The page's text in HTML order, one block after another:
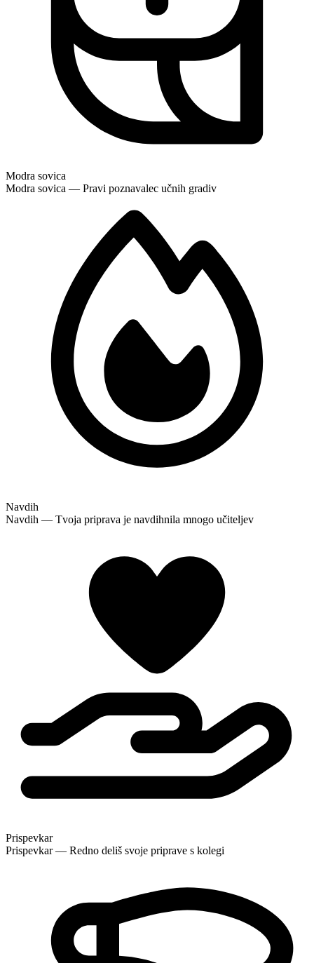
Modra sovica
Modra sovica — Pravi poznavalec učnih gradiv
Navdih
Navdih — Tvoja priprava je navdihnila mnogo učiteljev
Prispevkar
Prispevkar — Redno deliš svoje priprave s kolegi